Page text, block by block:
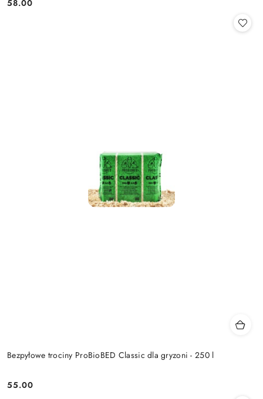
Cena:
58.00
Bezpyłowe trociny ProBioBED Classic dla gryzoni - 250 l
Cena:
55.00